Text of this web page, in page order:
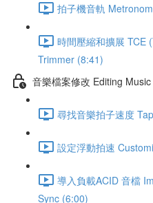
拍子機音軌
時間壓縮和擴展 TCE
Trimmer (8:41)
音樂檔案修改 Editing
尋找音樂拍子速度
設定浮動拍速
導入負載ACID 音檔
Sync (6:00)